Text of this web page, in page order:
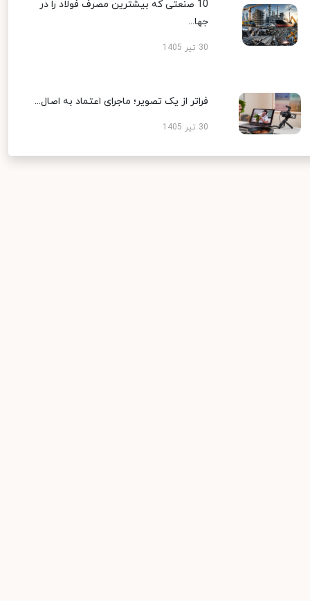
10 صنعتی که بیشترین مصرف فولاد را در
جها...
30 تیر 1405
فراتر از یک تصویر؛ ماجرای اعتماد به اصال...
30 تیر 1405